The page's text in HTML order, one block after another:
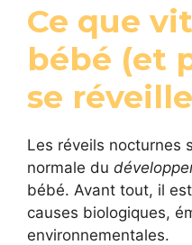
Ce que
bébé (et
se
Les réveils nocturnes
normale du
bébé. Avant tout, il
causes biologiques,
environnementales.